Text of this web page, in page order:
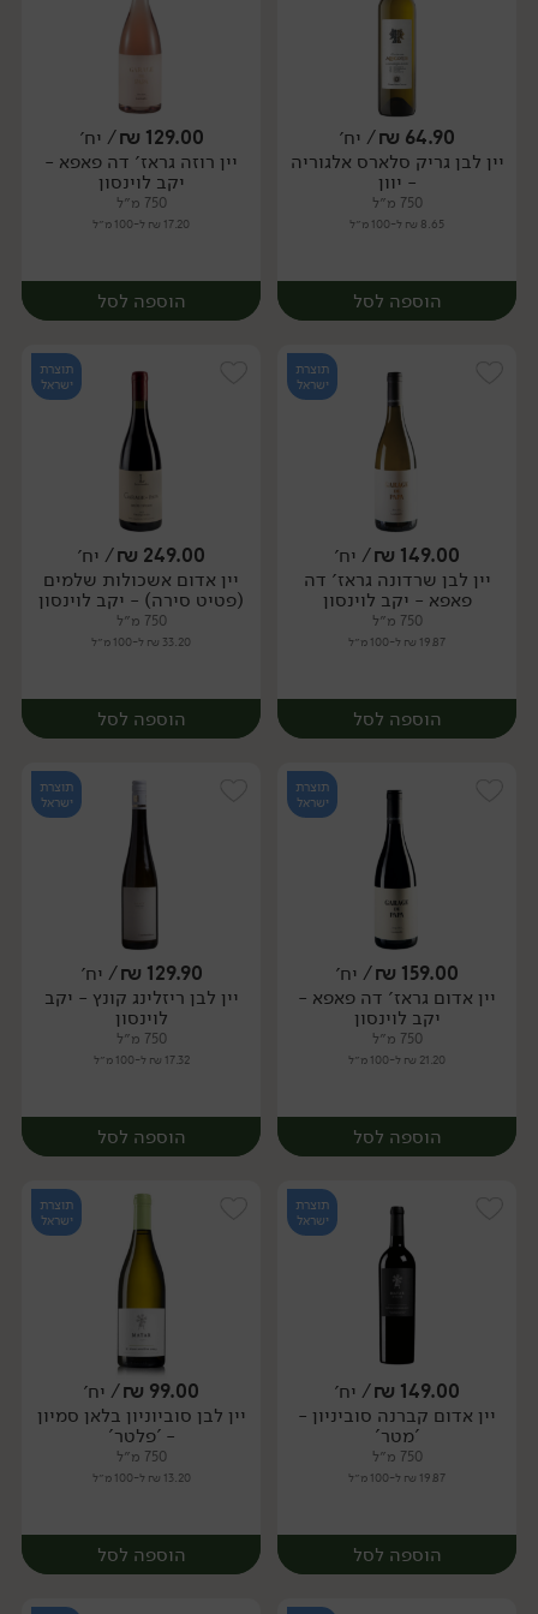
יח׳ יח׳
64.90
₪/ יח׳
יין לבן גריק סלארס אלגוריה
- יוון
750 מ״ל
8.65 ₪ ל-100 מ״ל
הוספה לסל
יח׳
129.00
₪/ יח׳
יין רוזה גראז׳ דה פאפא -
יקב לוינסון
750 מ״ל
17.20 ₪ ל-100 מ״ל
הוספה לסל
יח׳
תוצרת
ישראל
149.00
₪/ יח׳
יין לבן שרדונה גראז׳ דה
פאפא - יקב לוינסון
750 מ״ל
19.87 ₪ ל-100 מ״ל
הוספה לסל
יח׳
תוצרת
ישראל
249.00
₪/ יח׳
יין אדום אשכולות שלמים
(פטיט סירה) - יקב לוינסון
750 מ״ל
33.20 ₪ ל-100 מ״ל
הוספה לסל
יח׳
תוצרת
ישראל
159.00
₪/ יח׳
יין אדום גראז׳ דה פאפא -
יקב לוינסון
750 מ״ל
21.20 ₪ ל-100 מ״ל
הוספה לסל
יח׳
תוצרת
ישראל
129.90
₪/ יח׳
יין לבן ריזלינג קונץ - יקב
לוינסון
750 מ״ל
17.32 ₪ ל-100 מ״ל
הוספה לסל
יח׳
תוצרת
ישראל
149.00
₪/ יח׳
יין אדום קברנה סוביניון -
'מטר'
750 מ״ל
19.87 ₪ ל-100 מ״ל
הוספה לסל
תוצרת
ישראל
99.00
₪/ יח׳
יין לבן סוביוניון בלאן סמיון
- 'פלטר'
750 מ״ל
13.20 ₪ ל-100 מ״ל
הוספה לסל